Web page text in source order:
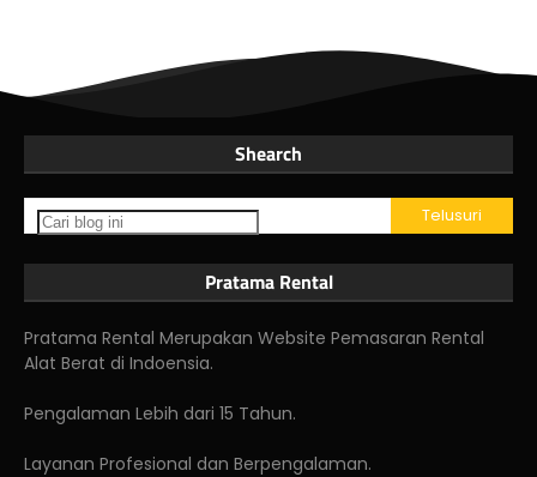
Shearch
Pratama Rental
Pratama Rental Merupakan Website Pemasaran Rental
Alat Berat di Indoensia.
Pengalaman Lebih dari 15 Tahun.
Layanan Profesional dan Berpengalaman.